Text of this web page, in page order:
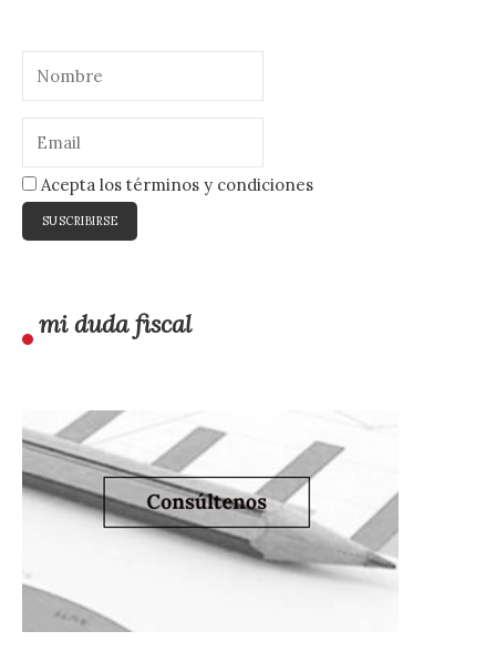
Acepta los términos y condiciones
mi duda fiscal